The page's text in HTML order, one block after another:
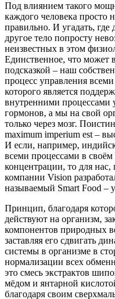
Под влиянием такого
каждого человека просто
правильно. И угадать,
другое тело попросту
неизвестных в этом
Единственное, что может
подсказкой – наш
процесс управления
которого является
внутренними процессами
гормонов, а мы на свой
только через мозг.
maximum imperium est –
И если, например,
всеми процессами в
концентрации, то для
компании Vision
называемый Smart Food –
Принцип, благодаря
действуют на организм,
компонентов природных
заставляя его сдвигать
системы в организме в
нормализации всех
это смесь экстрактов
мёдом и янтарной
благодаря своим